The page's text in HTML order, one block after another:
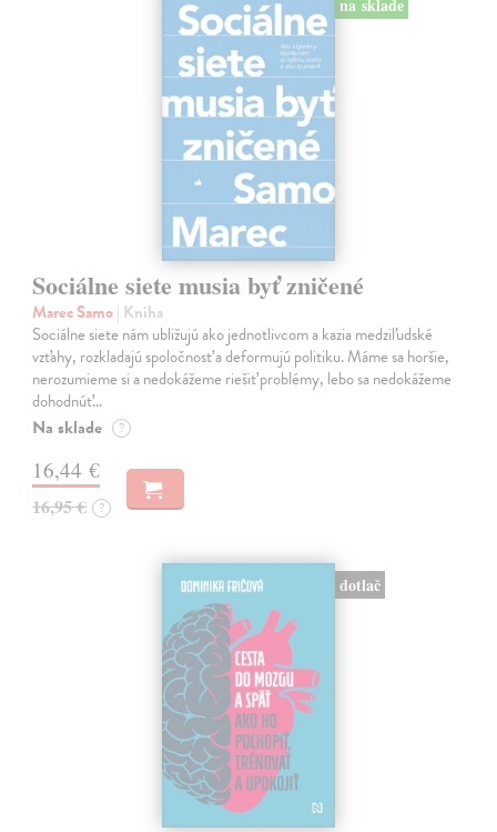
na sklade
Sociálne siete musia byť zničené
Marec Samo| Kniha
Sociálne siete nám ubližujú ako jednotlivcom a kazia medziľudské
vzťahy, rozkladajú spoločnosť a deformujú politiku. Máme sa horšie,
nerozumieme si a nedokážeme riešiť problémy, lebo sa nedokážeme
dohodnúť…
Na sklade ?
16,44 €
16,95 € ?
dotlač